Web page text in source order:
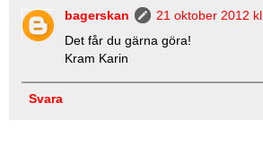
bagerskan
21 oktober 2012
Det får du gärna göra!
Kram Karin
Svara